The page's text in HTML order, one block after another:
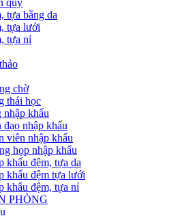
quỳ
tựa bằng da
tựa lưới
tựa nỉ
chờ
thái học
nhập khẩu
đạo nhập khẩu
viên nhập khẩu
họp nhập khẩu
khẩu đệm, tựa da
khẩu đệm tựa lưới
khẩu đệm, tựa nỉ
PHÒNG